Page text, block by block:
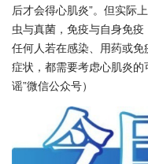
后才会得心肌炎”。但实际
虫与真菌，免疫与自身免疫
任何人若在感染、用药或
症状，都需要考虑心肌炎
谣”微信公众号）